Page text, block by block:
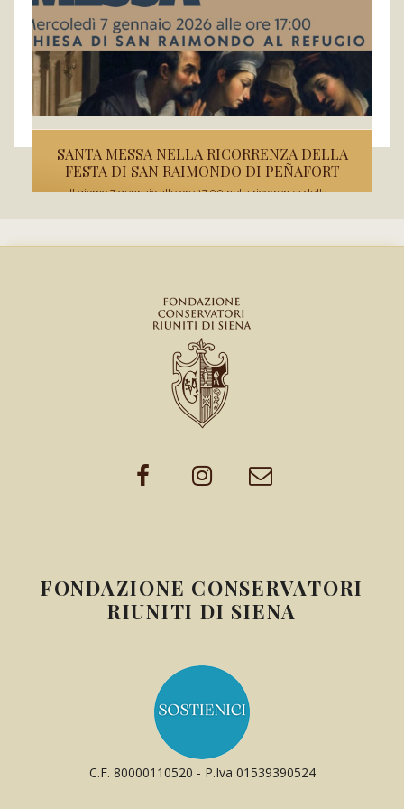
SANTA MESSA NELLA RICORRENZA DELLA
FESTA DI SAN RAIMONDO DI PEÑAFORT
Il giorno 7 gennaio alle ore 17.00 nella ricorrenza della...
FONDAZIONE CONSERVATORI
RIUNITI DI SIENA
C.F. 80000110520 - P.Iva 01539390524